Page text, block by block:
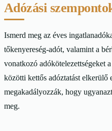
Adózási
Ismerd meg az éves
tőkenyereség-adót, valamint a
vonatkozó adókötelezettségeket
közötti kettős adóztatást elkerülő
megakadályozzák, hogy
meg.